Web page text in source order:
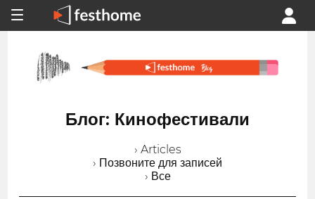
Блог: Кинофестивали
› Articles
› Позвоните для записей
› Все